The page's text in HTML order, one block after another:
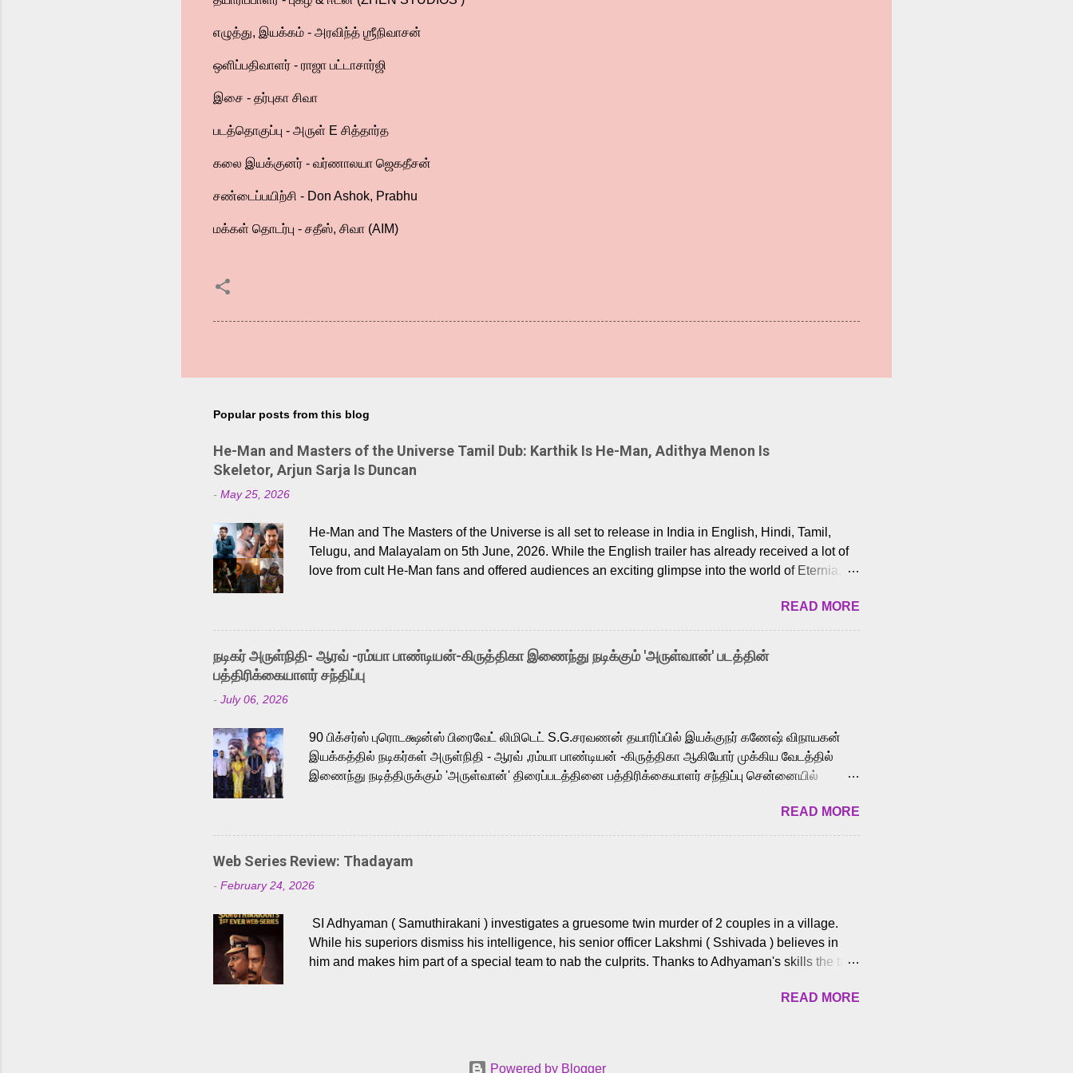
எழுத்து, இயக்கம் - அரவிந்த் ஶ்ரீநிவாசன்
ஒளிப்பதிவாளர் - ராஜா பட்டாசார்ஜி
இசை - தர்புகா சிவா
படத்தொகுப்பு - அருள் E சித்தார்த
கலை இயக்குனர் - வர்ணாலயா ஜெகதீசன்
சண்டைப்பயிற்சி - Don Ashok, Prabhu
மக்கள் தொடர்பு - சதீஸ், சிவா (AIM)
Popular posts from this blog
He-Man and Masters of the Universe Tamil Dub: Karthik Is He-Man, Adithya Menon Is
Skeletor, Arjun Sarja Is Duncan
- May 25, 2026
He-Man and The Masters of the Universe is all set to release in India in English, Hindi, Tamil,
Telugu, and Malayalam on 5th June, 2026. While the English trailer has already received a lot of
love from cult He-Man fans and offered audiences an exciting glimpse into the world of Eternia,
Adding to the growing buzz is the film’s powerful Tamil voice cast led by celebrated playback
singer Karthik, who lends his voice to the iconic superhero He-Man. Known for memorable songs
like “Behene De” from Raavan, “Oru Maalai” from Ghajini, and “Mun Andhi” from 7 Aum Arivu,
Karthik is loved for his versatile voice and strong command over multiple languages, making him
a strong fit for the legendary character. Adithya Menon, known for portraying memorable
READ MORE
நடிகர் அருள்நிதி- ஆரவ் -ரம்யா பாண்டியன்-கிருத்திகா இணைந்து நடிக்கும் 'அருள்வான்' படத்தின்
பத்திரிக்கையாளர் சந்திப்பு
- July 06, 2026
90 பிக்சர்ஸ் புரொடக்ஷன்ஸ் பிரைவேட் லிமிடெட் S.G.சரவணன் தயாரிப்பில் இயக்குநர் கணேஷ் விநாயகன்
இயக்கத்தில் நடிகர்கள் அருள்நிதி - ஆரவ் ,ரம்யா பாண்டியன் -கிருத்திகா ஆகியோர் முக்கிய வேடத்தில்
இணைந்து நடித்திருக்கும் 'அருள்வான்' திரைப்படத்தினை பத்திரிக்கையாளர் சந்திப்பு சென்னையில்
அருள்நிதி, ஆரவ், காளி வெங்கட், ரம்யா பாண்டியன், வி டி வி கணேஷ் , ஜான் விஜய், பேபி கிருத்திகா,
'பருத்திவீரன்' சரவணன், ஹரிஷ் உத்தமன் உள்ளிட்ட பலர் நடித்திருக்கிறார்கள். எம். சுகுமார் ஒளிப்பதிவு
செய்திருக்கும் இந்த திரைப்படத்திற்கு ஜீ. வி. பிரகாஷ் குமார் இசையமைத்திருக்கிறார். லால்குடி
இளையராஜா கலை இயக்கத்தை கவனிக்க.. லாரன்ஸ் கிஷோர் படத் தொகுப்பு பணிகளை
மேற்கொண்டிருக்கிறார். கல்வியின் அவசியத்தை வலியுறுத்தி தயாராகி இருக்கும் இந்தத் திரைப்படத்தை 90
இப்படத்தை சக்தி பிலிம் ஃபேக்டரி நிறுவனம் சார்பில் சக்திவேலன் வழங...
READ MORE
Web Series Review: Thadayam
- February 24, 2026
SI Adhyaman ( Samuthirakani ) investigates a gruesome twin murder of 2 couples in a village.
While his superiors dismiss his intelligence, his senior officer Lakshmi ( Sshivada ) believes in
him and makes him part of a special team to nab the culprits. Thanks to Adhyaman's skills the task
begin to dig deeper, several layers emerge which link the case to events dating back to 1995.
READ MORE
Powered by Blogger